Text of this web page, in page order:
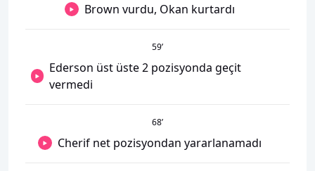
Brown vurdu, Okan kurtardı
59’
Ederson üst üste 2 pozisyonda geçit
vermedi
68’
Cherif net pozisyondan yararlanamadı